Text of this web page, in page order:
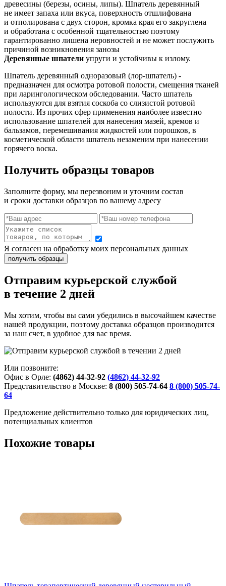
древесины (березы, осины, липы). Шпатель деревянный
не имеет запаха или вкуса, поверхность отшлифована
и отполирована с двух сторон, кромка края его закруглена
и обработана с особенной тщательностью поэтому
гарантированно лишена неровностей и не может послужить
причиной возникновения занозы
Деревянные шпатели упруги и устойчивы к излому.
Шпатель деревянный одноразовый (лор-шпатель) -
предназначен для осмотра ротовой полости, смещения тканей
при ларингологическом обследовании. Часто шпатель
используются для взятия соскоба со слизистой ротовой
полости. Из прочих сфер применения наиболее известно
использование шпателей для нанесения мазей, кремов и
бальзамов, перемешивания жидкостей или порошков, в
косметической области шпатель незаменим при нанесении
горячего воска.
Получить образцы товаров
Заполните форму, мы перезвоним и уточним состав
и сроки доставки образцов по вашему адресу
Я согласен на обработку моих персональных данных
Отправим курьерской службой
в течение 2 дней
Мы хотим, чтобы вы сами убедились в высочайшем качестве
нашей продукции, поэтому доставка образцов производится
за наш счет, в удобное для вас время.
Или позвоните:
Офис в Орле: (4862) 44-32-92 (4862) 44-32-92
Представительство в Москве: 8 (800) 505-74-64 8 (800) 505-74-
64
Предложение действительно только для юридических лиц,
потенциальных клиентов
Похожие товары